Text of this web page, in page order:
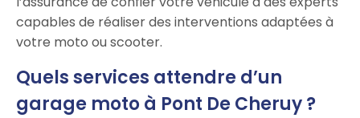
capables de réaliser des interventions adaptées à
votre moto ou scooter.
Quels services attendre d’un
garage moto à Pont De Cheruy ?